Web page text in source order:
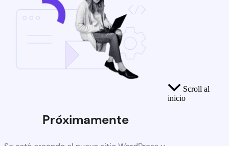
Próximamente
Scroll al
inicio